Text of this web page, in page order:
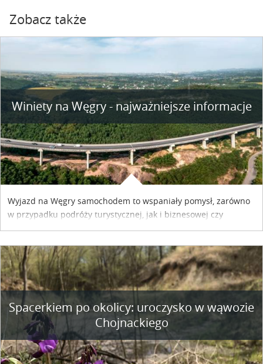
Zobacz także
Winiety na Węgry - najważniejsze informacje
Wyjazd na Węgry samochodem to wspaniały pomysł, zarówno
w przypadku podróży turystycznej, jak i biznesowej czy
służbowej. Pamiętać tylko trzeba o wykupieniu winiety, co
współpracy reklamowej z Hungary Vignette.
Spacerkiem po okolicy: uroczysko w wąwozie
Chojnackiego